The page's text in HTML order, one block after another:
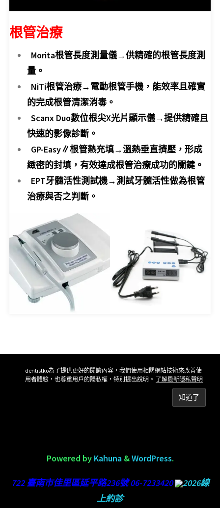
根管治療
Morita根管長度測量儀→供精確的根管長度測
量。
NiTi根管治療→電動根管手機，能效率且確實
的完成根管清潔消毒。
Scanx Duo數位根尖X光片顯示儀→提供精確且
快速的影像診斷。
GP-Easy∥根管熱充填→溫熱垂直擠壓，形成
緻密的封填，有效達成根管治療成功的關鍵。
EPT牙髓活性測試機→測試牙髓活性做為根管
治療與否之判斷。
dentistko為了提供更好的閱讀內容，我們使用相關網站技術來改善使
用者體驗，也尊重用戶的隱私權，特別提出說明。 了解最新隱私聲明
Powered byKahuna&WordPress.
722 臺南市佳里區延平路236號 06-7233420
2026線
上約診